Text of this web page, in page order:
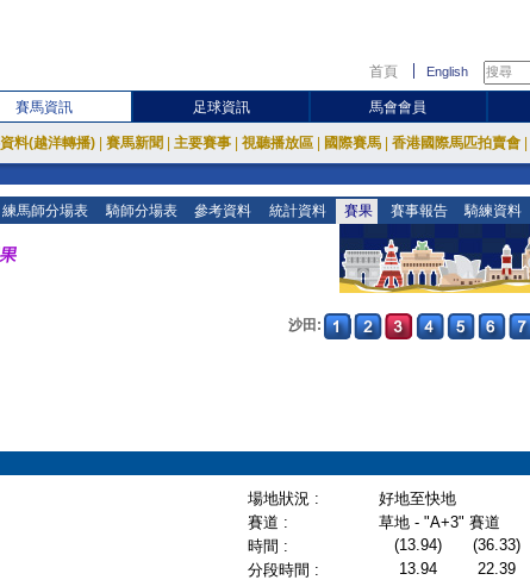
首頁 English
賽馬資訊 足球資訊 馬會會員
料(越洋轉播) 賽馬新聞 主要賽事 視聽播放區 國際賽馬 香港國際馬匹拍賣會
練馬師分場表 騎師分場表 參考資料 統計資料 賽果 賽事報告 騎練資料
沙田:
場地狀況 :
好地至快地
賽道 :
草地 - "A+3" 賽道
時間 : (13.94) (36.33)
分段時間 :
13.94 22.39